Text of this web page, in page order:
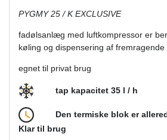
PYGMY 25 / K EXCLUSIVE
fadølsanlæg med luftkompressor er
køling og dispensering af
egnet til privat brug
tap kapacitet 35 l / h
Den termiske blok er
Klar til brug